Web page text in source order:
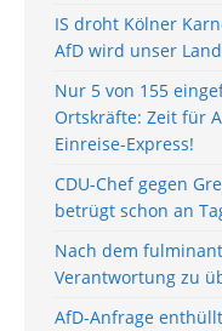
IS droht Kölner
AfD wird unser
Nur 5 von 155
Ortskräfte: Zeit für
Einreise-Express!
CDU-Chef gegen
betrügt schon an
Nach dem
Verantwortung zu
AfD-Anfrage